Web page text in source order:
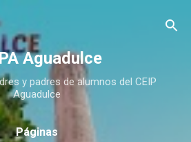
contenido principal
Aguadulce
y padres de alumnos del CEIP
Aguadulce
Páginas